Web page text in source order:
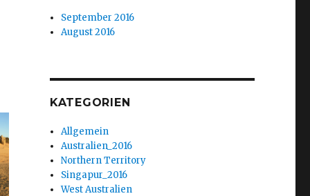
September 2016
August 2016
KATEGORIEN
Allgemein
Australien_2016
Northern Territory
Singapur_2016
West Australien